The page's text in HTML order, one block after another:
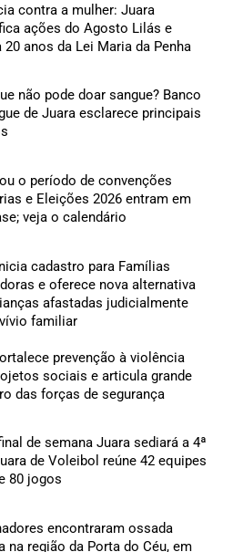
contra a mulher: Juara
ações do Agosto Lilás e
20 anos da Lei Maria da Penha
não pode doar sangue? Banco
de Juara esclarece principais
o período de convenções
e Eleições 2026 entram em
veja o calendário
cadastro para Famílias
e oferece nova alternativa
afastadas judicialmente
familiar
prevenção à violência
sociais e articula grande
das forças de segurança
de semana Juara sediará a 4ª
de Voleibol reúne 42 equipes
80 jogos
encontraram ossada
na região da Porta do Céu, em